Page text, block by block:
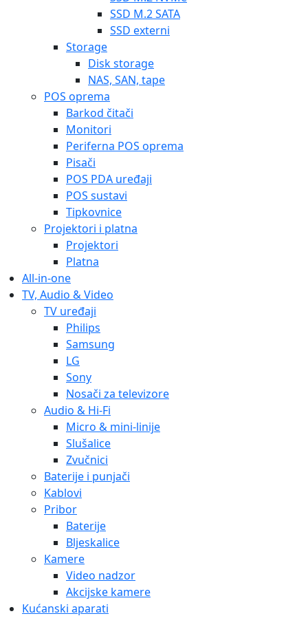
SSD M.2 SATA
SSD externi
Storage
Disk storage
NAS, SAN, tape
POS oprema
Barkod čitači
Monitori
Periferna POS oprema
Pisači
POS PDA uređaji
POS sustavi
Tipkovnice
Projektori i platna
Projektori
Platna
All-in-one
TV, Audio & Video
TV uređaji
Philips
Samsung
LG
Sony
Nosači za televizore
Audio & Hi-Fi
Micro & mini-linije
Slušalice
Zvučnici
Baterije i punjači
Kablovi
Pribor
Baterije
Bljeskalice
Kamere
Video nadzor
Akcijske kamere
Kućanski aparati